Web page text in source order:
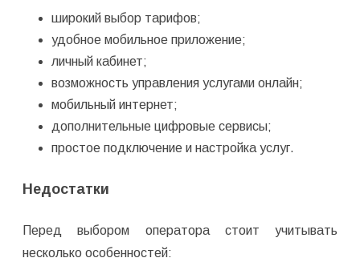
широкий выбор тарифов;
удобное мобильное приложение;
личный кабинет;
возможность управления услугами онлайн;
мобильный интернет;
дополнительные цифровые сервисы;
простое подключение и настройка услуг.
Недостатки
Перед выбором оператора стоит учитывать
несколько особенностей: